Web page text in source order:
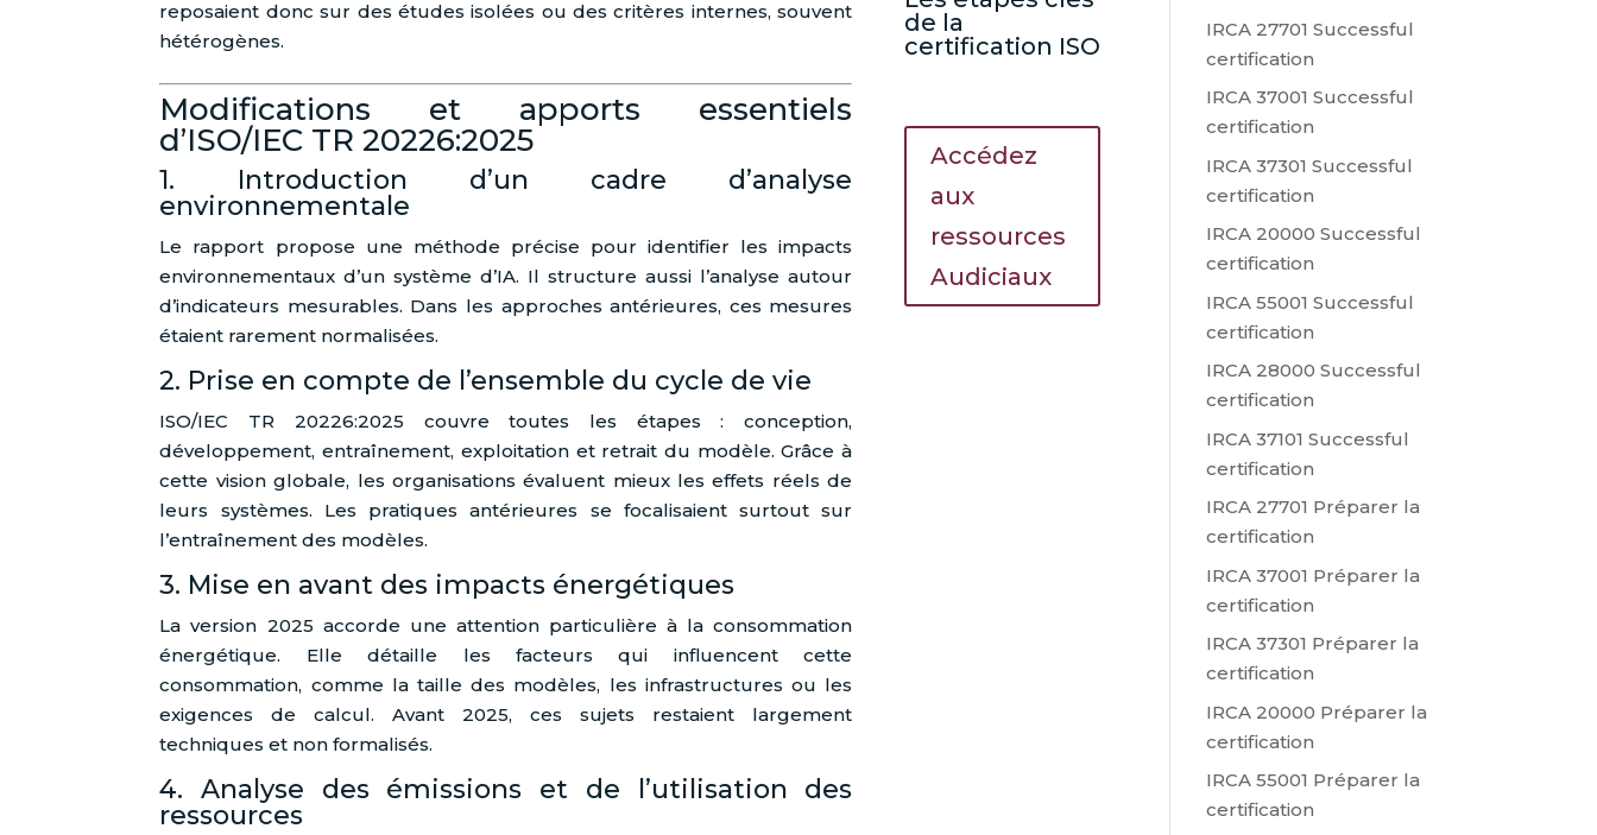
reposaient donc sur des études isolées ou des critères internes, souvent
hétérogènes.
Modifications et apports essentiels
d’ISO/IEC TR 20226:2025
1. Introduction d’un cadre d’analyse
environnementale
Le rapport propose une méthode précise pour identifier les impacts
environnementaux d’un système d’IA. Il structure aussi l’analyse autour
d’indicateurs mesurables. Dans les approches antérieures, ces mesures
étaient rarement normalisées.
2. Prise en compte de l’ensemble du cycle de vie
ISO/IEC TR 20226:2025 couvre toutes les étapes : conception,
développement, entraînement, exploitation et retrait du modèle. Grâce à
cette vision globale, les organisations évaluent mieux les effets réels de
leurs systèmes. Les pratiques antérieures se focalisaient surtout sur
l’entraînement des modèles.
3. Mise en avant des impacts énergétiques
La version 2025 accorde une attention particulière à la consommation
énergétique. Elle détaille les facteurs qui influencent cette
consommation, comme la taille des modèles, les infrastructures ou les
exigences de calcul. Avant 2025, ces sujets restaient largement
techniques et non formalisés.
4. Analyse des émissions et de l’utilisation des
ressources
de la
certification ISO
Accédez
aux
ressources
Audiciaux
IRCA 27701 Successful
certification
IRCA 37001 Successful
certification
IRCA 37301 Successful
certification
IRCA 20000 Successful
certification
IRCA 55001 Successful
certification
IRCA 28000 Successful
certification
IRCA 37101 Successful
certification
IRCA 27701 Préparer la
certification
IRCA 37001 Préparer la
certification
IRCA 37301 Préparer la
certification
IRCA 20000 Préparer la
certification
IRCA 55001 Préparer la
certification